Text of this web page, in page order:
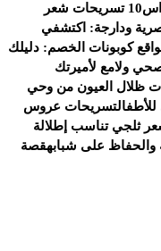
10 تسريحات شعر
ودارجة: اكتشفي
كوبونات الخصم: دليلك
ولامع لأميرتك
ظلال العيون من وحي
تسريحات عروس
ثلجي تناسب إطلالة
والحفاظ على شبابهقصة